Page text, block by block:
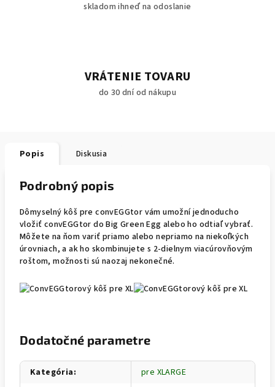
skladom ihneď na odoslanie
VRÁTENIE TOVARU
do 30 dní od nákupu
Popis Diskusia
Podrobný popis
Dômyselný kôš pre convEGGtor vám umožní jednoducho
vložiť convEGGtor do Big Green Egg alebo ho odtiaľ vybrať.
Môžete na ňom variť priamo alebo nepriamo na niekoľkých
úrovniach, a ak ho skombinujete s 2-dielnym viacúrovňovým
roštom, možnosti sú naozaj nekonečné.
Dodatočné parametre
Kategória:
pre XLARGE